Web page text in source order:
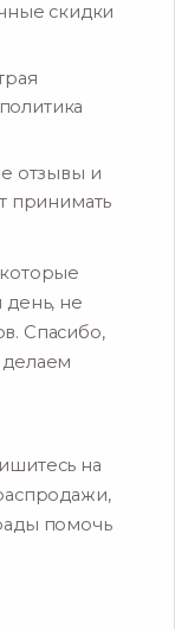
скидки
отзывы и
принимать
день, не
Спасибо,
на
помочь